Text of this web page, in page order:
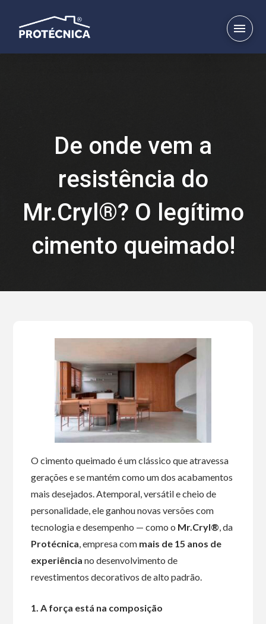
De onde vem a
resistência do
Mr.Cryl®? O legítimo
cimento queimado!
O cimento queimado é um clássico que atravessa
gerações e se mantém como um dos acabamentos
mais desejados. Atemporal, versátil e cheio de
personalidade, ele ganhou novas versões com
tecnologia e desempenho — como o Mr.Cryl®, da
Protécnica, empresa com mais de 15 anos de
experiência no desenvolvimento de
revestimentos decorativos de alto padrão.
1. A força está na composição